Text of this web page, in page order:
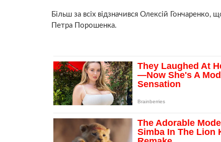
Більш за всіх відзначився Олексій Гончаренко,
Петра Порошенка.